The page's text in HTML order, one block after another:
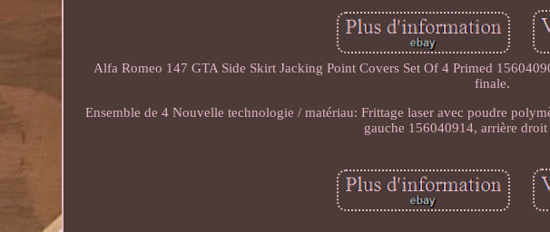
Alfa Romeo 147 GTA Side Skirt Jacking Point Covers Set Of 4 Primed
finale.
Ensemble de 4 Nouvelle technologie / matériau: Frittage laser avec poudre
gauche 156040914, arrière